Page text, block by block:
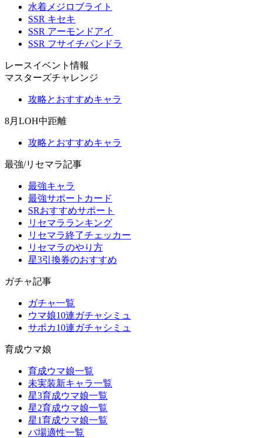
水着メジロブライト
SSR キセキ
SSR アーモンドアイ
SSR フサイチパンドラ
レースイベント情報
マスターズチャレンジ
攻略とおすすめキャラ
8月LOH中距離
攻略とおすすめキャラ
最強/リセマラ記事
最強キャラ
最強サポートカード
SRおすすめサポート
リセマラランキング
リセマラ終了チェッカー
リセマラのやり方
星3引換券のおすすめ
ガチャ記事
ガチャ一覧
ウマ娘10連ガチャシミュ
サポカ10連ガチャシミュ
育成ウマ娘
育成ウマ娘一覧
未実装新キャラ一覧
星3育成ウマ娘一覧
星2育成ウマ娘一覧
星1育成ウマ娘一覧
バ場適性一覧